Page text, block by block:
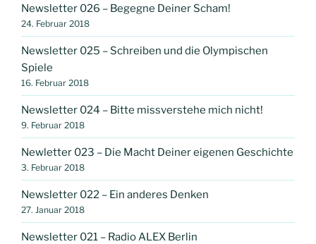
Newsletter 026 – Begegne Deiner Scham!
24. Februar 2018
Newsletter 025 – Schreiben und die Olympischen
Spiele
16. Februar 2018
Newsletter 024 – Bitte missverstehe mich nicht!
9. Februar 2018
Newletter 023 – Die Macht Deiner eigenen Geschichte
3. Februar 2018
Newsletter 022 – Ein anderes Denken
27. Januar 2018
Newsletter 021 – Radio ALEX Berlin